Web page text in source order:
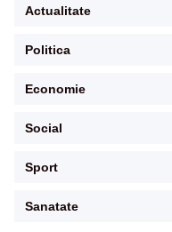
Actualitate
Politica
Economie
Social
Sport
Sanatate